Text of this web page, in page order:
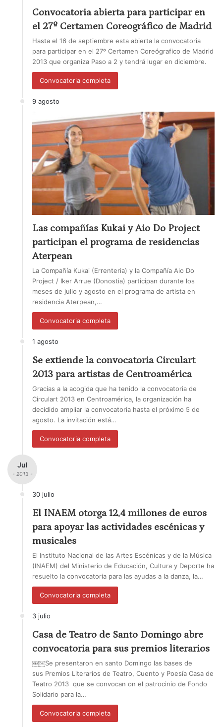
Convocatoria abierta para participar en
el 27º Certamen Coreográfico de Madrid
Hasta el 16 de septiembre esta abierta la convocatoria
para participar en el 27º Certamen Coreógrafico de Madrid
2013 que organiza Paso a 2 y tendrá lugar en diciembre.
Convocatoria completa
9 agosto
Las compañías Kukai y Aio Do Project
participan el programa de residencias
Aterpean
La Compañía Kukai (Errenteria) y la Compañía Aio Do
Project / Iker Arrue (Donostia) participan durante los
meses de julio y agosto en el programa de artista en
residencia Aterpean,…
Convocatoria completa
1 agosto
Se extiende la convocatoria Circulart
2013 para artistas de Centroamérica
Gracias a la acogida que ha tenido la convocatoria de
Circulart 2013 en Centroamérica, la organización ha
decidido ampliar la convocatoria hasta el próximo 5 de
agosto. La invitación está…
Convocatoria completa
Jul
- 2013 -
30 julio
El INAEM otorga 12,4 millones de euros
para apoyar las actividades escénicas y
musicales
El Instituto Nacional de las Artes Escénicas y de la Música
(INAEM) del Ministerio de Educación, Cultura y Deporte ha
resuelto la convocatoria para las ayudas a la danza, la…
Convocatoria completa
3 julio
Casa de Teatro de Santo Domingo abre
convocatoria para sus premios literarios
￼￼Se presentaron en santo Domingo las bases de
sus Premios Literarios de Teatro, Cuento y Poesía Casa de
Teatro 2013 que se convocan on el patrocinio de Fondo
Solidario para la…
Convocatoria completa